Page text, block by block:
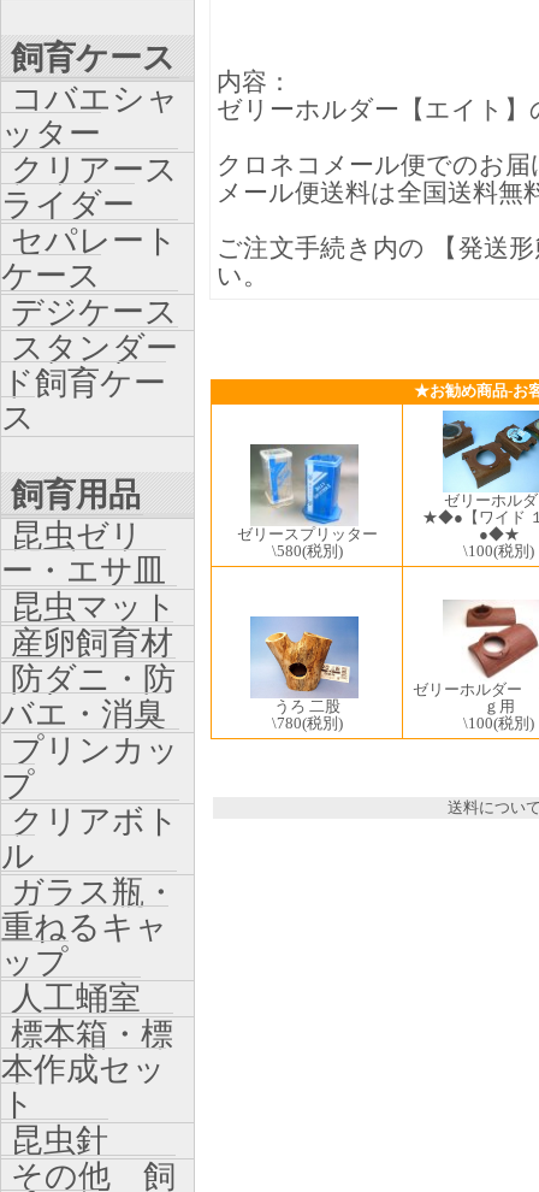
内容：
ゼリーホルダー【エイト】
クロネコメール便でのお
メール便送料は全国送料無
ご注文手続き内の 【発送
い。
★お勧め商品-お
ゼリースプリッター
\580(税別)
ゼリーホル
★◆●【ワイド
●◆★
\100(税別)
うろ 二股
\780(税別)
ゼリーホルダー
ｇ用
\100(税別)
送料につい
飼育ケース
コバエシャ
ッター
クリアース
ライダー
セパレート
ケース
デジケース
スタンダー
ド飼育ケー
ス
飼育用品
昆虫ゼリ
ー・エサ皿
昆虫マット
産卵飼育材
防ダニ・防
バエ・消臭
プリンカッ
プ
クリアボト
ル
ガラス瓶・
重ねるキャ
ップ
人工蛹室
標本箱・標
本作成セッ
ト
昆虫針
その他 飼